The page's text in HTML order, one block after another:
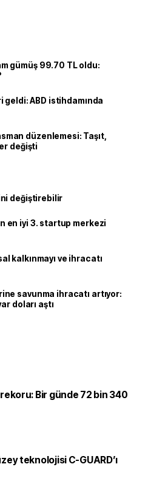
gümüş 99.70 TL oldu:
geldi: ABD istihdamında
düzenlemesi: Taşıt,
değişti
değiştirebilir
en iyi 3. startup merkezi
kalkınmayı ve ihracatı
savunma ihracatı artıyor:
doları aştı
Bir günde 72 bin 340
teknolojisi C-GUARD’ı